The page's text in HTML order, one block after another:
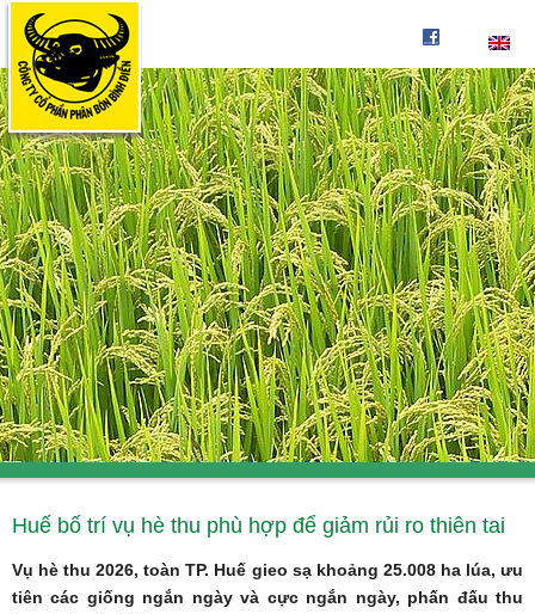
Huế bố trí vụ hè thu phù hợp để giảm rủi ro thiên tai
Vụ hè thu 2026, toàn TP. Huế gieo sạ khoảng 25.008 ha lúa, ưu
tiên các giống ngắn ngày và cực ngắn ngày, phấn đấu thu